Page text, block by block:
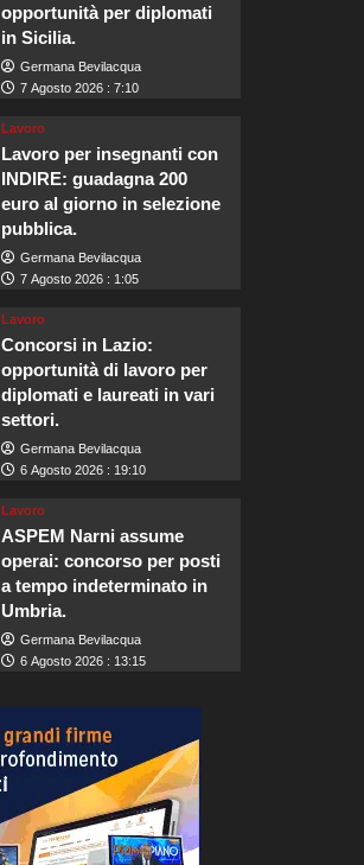
opportunità per diplomati
in Sicilia.
Germana Bevilacqua
7 Agosto 2026 : 7:10
Lavoro
Lavoro per insegnanti con
INDIRE: guadagna 200
euro al giorno in selezione
pubblica.
Germana Bevilacqua
7 Agosto 2026 : 1:05
Lavoro
Concorsi in Lazio:
opportunità di lavoro per
diplomati e laureati in vari
settori.
Germana Bevilacqua
6 Agosto 2026 : 19:10
Lavoro
ASPEM Narni assume
operai: concorso per posti
a tempo indeterminato in
Umbria.
Germana Bevilacqua
6 Agosto 2026 : 13:15